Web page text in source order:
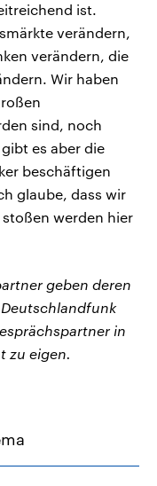
ist.
verändern,
verändern, die
Wir haben
sind, noch
es aber die
beschäftigen
glaube, dass wir
werden hier
geben deren
in
zu eigen.